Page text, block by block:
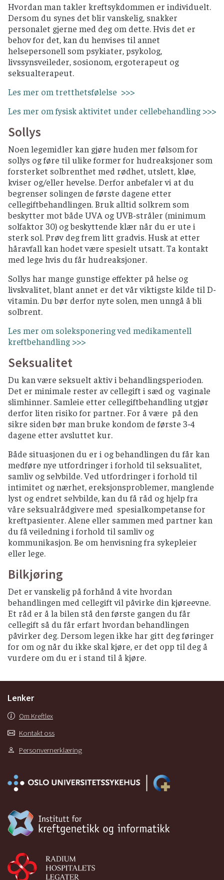
Hvordan man takler kreftsykdommen er individuelt.
Dersom du synes det blir vanskelig, snakker
personalet gjerne med deg om dette. Hvis det er
behov for det, kan du henvises til annet
helsepersonell som psykiater, psykolog,
livssynsveileder, sosionom, ergoterapeut og
seksualterapeut.
Les mer om tretthetsfølelse >>>
Les mer om fysisk aktivitet under cellebehandling >>>
Sollys
Noen legemidler kan gjøre huden mer følsom for
sollys og føre til ulike former for hudreaksjoner som
forsterket solbrenthet med rødhet, utslett, kløe,
kviser og/eller hevelse. Derfor anbefaler vi at du
begrenser solingen de første dagene etter
cellegiftbehandlingen. Bruk alltid solkrem som
beskytter mot både UVA og UVB-stråler (minimum
solfaktor 30) og beskyttende klær når du er ute i
sterk sol. Prøv deg frem litt gradvis. Husk at etter
håravfall kan hodet være spesielt utsatt. Ta kontakt
med lege hvis du får hudreaksjoner.
Sollys har mange gunstige effekter på helse og
livskvalitet, blant annet er det vår viktigste kilde til D-
vitamin. Du bør derfor nyte solen, men unngå å bli
solbrent.
Les mer om soleksponering ved medikamentell
kreftbehandling >>>
Seksualitet
Du kan være seksuelt aktiv i behandlingsperioden.
Det er minimale rester av cellegift i sæd og vaginale
slimhinner. Samleie etter cellegiftbehandling utgjør
derfor liten risiko for partner. For å være på den
sikre siden bør man bruke kondom de første 3-4
dagene etter avsluttet kur.
Både situasjonen du er i og behandlingen du får kan
medføre nye utfordringer i forhold til seksualitet,
samliv og selvbilde. Ved utfordringer i forhold til
intimitet og nærhet, ereksjonsproblemer, manglende
lyst og endret selvbilde, kan du få råd og hjelp fra
våre seksualrådgivere med spesialkompetanse for
kreftpasienter. Alene eller sammen med partner kan
du få veiledning i forhold til samliv og
kommunikasjon. Be om henvisning fra sykepleier
eller lege.
Bilkjøring
Det er vanskelig på forhånd å vite hvordan
behandlingen med cellegift vil påvirke din kjøreevne.
Et råd er å la bilen stå den første gangen du får
cellegift så du får erfart hvordan behandlingen
påvirker deg. Dersom legen ikke har gitt deg føringer
for om og når du ikke skal kjøre, er det opp til deg å
vurdere om du er i stand til å kjøre.
Lenker
Om Kreftlex
Kontakt oss
Personvernerklæring